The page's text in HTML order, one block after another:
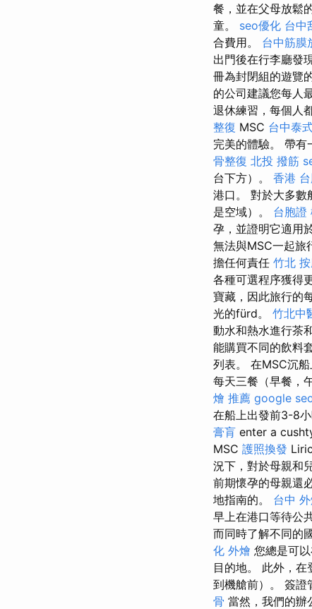
餐，並在父母放鬆
童。 seo優化 台中
合費用。 台中筋膜
出門後在行李廳發
冊為封閉組的遊覽
的公司建議您每人
退休練習，每個人
整復 MSC 台中泰
完美的體驗。 帶有
骨整復 北投 撥筋
台下方）。 香港
港口。 對於大多數
是空域）。 台胞證
孕，並證明它適用
無法與MSC一起旅
擔任何責任 竹北
各種可選程序獲得
寶藏，因此旅行的
光的fürd。 竹北中
動水和熱水進行茶
能購買不同的飲料
列表。 在MSC沉
每天三餐（早餐，
燴 推薦 google
在船上出發前3-8
膏肓 enter a
MSC 護照換發
況下，對於母親和
前期懷孕的母親還
地指南的。 台中
早上在港口等待公
而同時了解不同的
化 外燴 您總是可
目的地。 此外，
到機艙前）。 簽證
骨 當然，我們的辦